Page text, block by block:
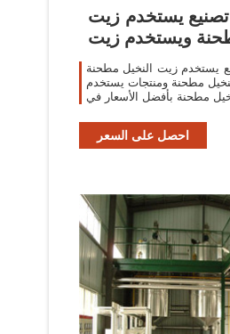
يستخدم زيت
ويستخدم زيت
يستخدم زيت النخيل مطحنة
مطحنة ومنتجات يستخدم
مطحنة بأفضل الأسعار في
احصل على السعر